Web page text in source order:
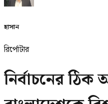
হাসান
রির্পোটার
নির্বাচনের ঠিক